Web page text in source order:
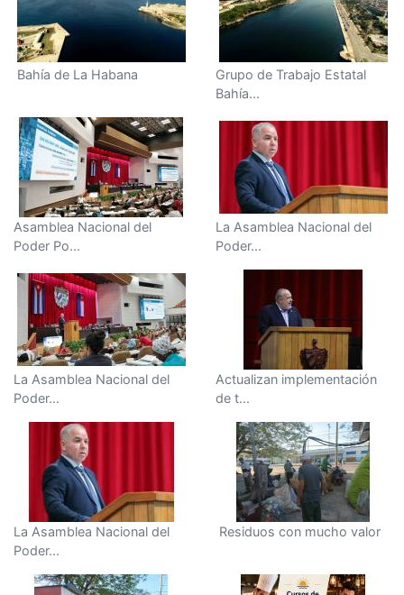
Bahía de La Habana
Grupo de Trabajo Estatal
Bahía...
Asamblea Nacional del
Poder Po...
La Asamblea Nacional del
Poder...
La Asamblea Nacional del
Poder...
Actualizan implementación
de t...
La Asamblea Nacional del
Poder...
Residuos con mucho valor